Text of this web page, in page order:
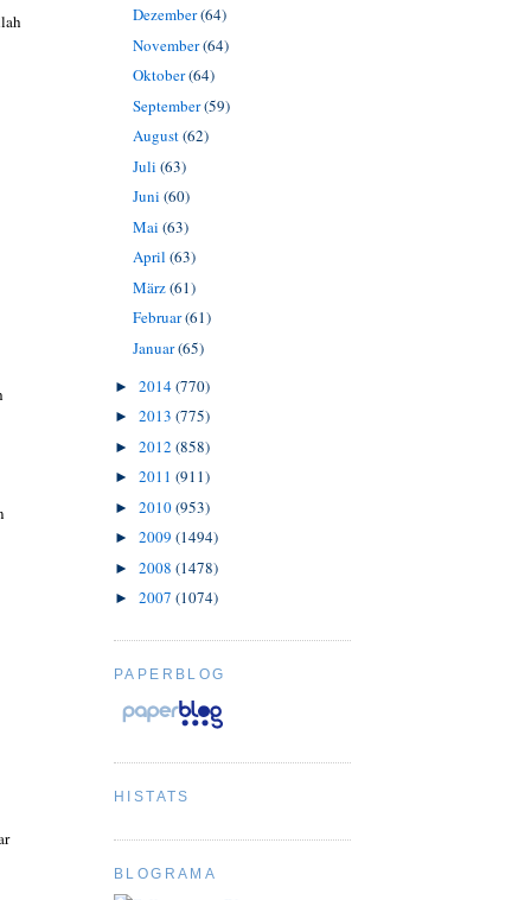
Dezember(64)
November(64)
Oktober(64)
September(59)
August(62)
Juli (63)
Juni (60)
Mai (63)
April (63)
März(61)
Februar(61)
Januar(65)
► 2014(770)
► 2013 (775)
► 2012 (858)
► 2011 (911)
► 2010(953)
► 2009 (1494)
► 2008 (1478)
► 2007 (1074)
PAPERBLOG
HISTATS
BLOGRAMA